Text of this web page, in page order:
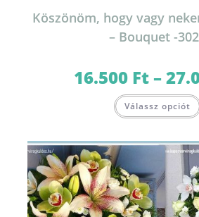
Köszönöm, hogy vagy
– Bouquet -
16.500 Ft–
Válassz opciót